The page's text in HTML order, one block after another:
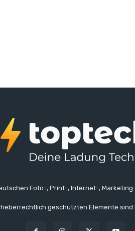
Foto-, Print-, Internet-,
geschützten Elemente sind